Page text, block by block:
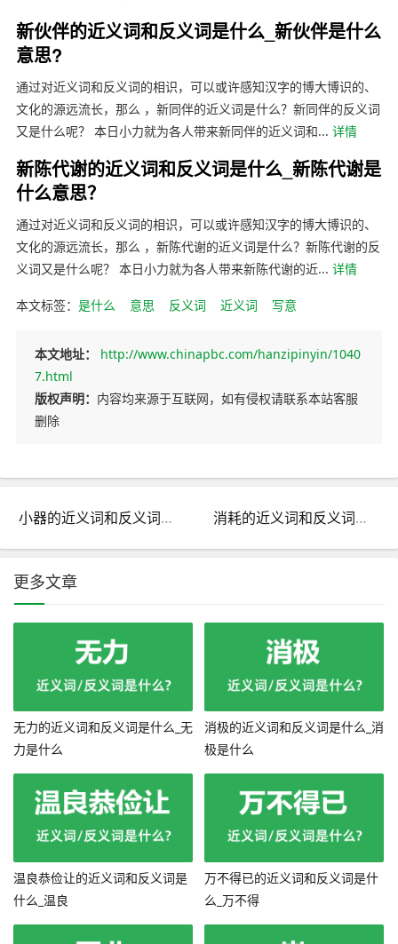
新伙伴的近义词和反义词是什么_新伙伴是什么
意思?
通过对近义词和反义词的相识，可以或许感知汉字的博大博识的、
文化的源远流长，那么 ，新同伴的近义词是什么？新同伴的反义词
又是什么呢？ 本日小力就为各人带来新同伴的近义词和... 详情
新陈代谢的近义词和反义词是什么_新陈代谢是
什么意思？
通过对近义词和反义词的相识，可以或许感知汉字的博大博识的、
文化的源远流长，那么 ，新陈代谢的近义词是什么？新陈代谢的反
义词又是什么呢？ 本日小力就为各人带来新陈代谢的近... 详情
本文标签： 是什么 意思 反义词 近义词 写意
本文地址：
http://www.chinapbc.com/hanzipinyin/1040
7.html
版权声明： 内容均来源于互联网，如有侵权请联系本站客服
删除
小器的近义词和反义词是什么_小器是什么意思? 消耗的近义词和反义词是什么_消耗是什么意思?
更多文章
无力的近义词和反义词是什么_无
力是什么
消极的近义词和反义词是什么_消
极是什么
温良恭俭让的近义词和反义词是
什么_温良
万不得已的近义词和反义词是什
么_万不得